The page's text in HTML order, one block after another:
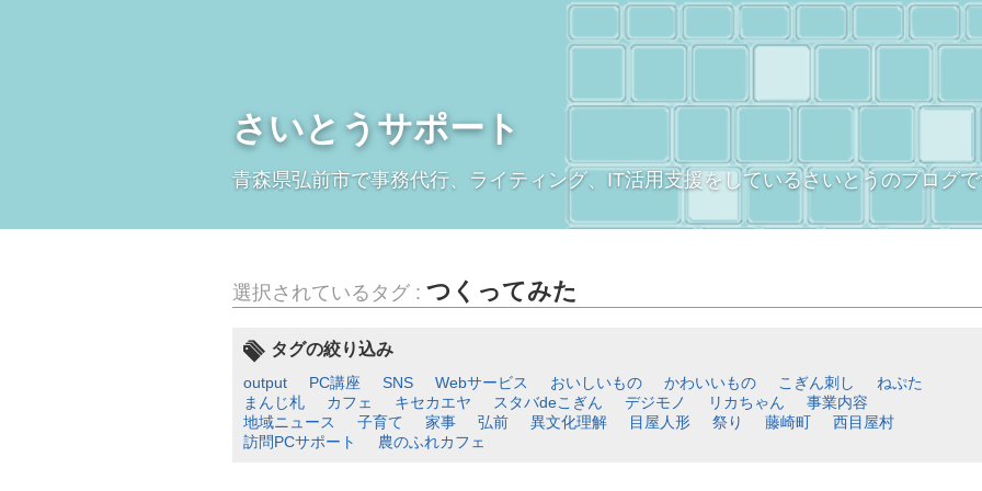
さいとうサポート
青森県弘前市で事務代行、ライティング、IT活用支援をしているさいとうのブログ
選択されているタグ : つくってみた
タグの絞り込み
output PC講座 SNS Webサービス おいしいもの かわいいもの こぎん刺し
ねぷた
まんじ札
カフェ キセカエヤ スタバdeこぎん デジモノ リカちゃん
事業内容
地域ニュース
子育て 家事 弘前 異文化理解 目屋人形 祭り 藤崎町
西目屋村
訪問PCサポート
農のふれカフェ